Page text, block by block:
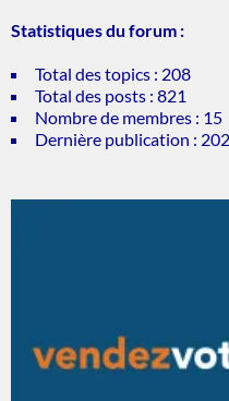
Statistiques du forum :
Total des topics : 208
Total des posts : 821
Nombre de membres : 15
Dernière publication :